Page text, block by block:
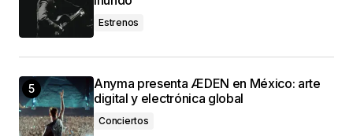
Estrenos
Anyma presenta ÆDEN en México: arte
digital y electrónica global
Conciertos